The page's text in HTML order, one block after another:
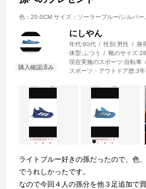
色：20.0CM サイズ：ソーラーブルー/シルバ
にしやん
年代:60代 性別:男性 身
体型: ふつう 靴のサイズ:
現在実施のスポーツ:自転車
スポーツ・アウトドア歴:3
ライトブルー好きの孫だったので、色
でうれしかったです。
なので今回４人の孫分を他３足追加で買